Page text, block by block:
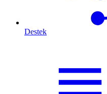
Destek